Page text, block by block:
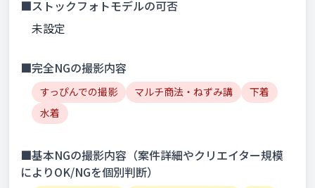
■ストックフォトモデルの可否
未設定
■完全NGの撮影内容
すっぴんでの撮影 マルチ商法・ねずみ講
下着
水着
■基本NGの撮影内容（案件詳細やクリエイター規模
によりOK/NGを個別判断）